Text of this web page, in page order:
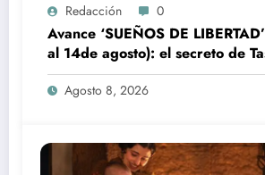
Redacción 0
Avance ‘SUEÑOS DE
al 14de agosto): el secreto de
la luz
Agosto 8, 2026